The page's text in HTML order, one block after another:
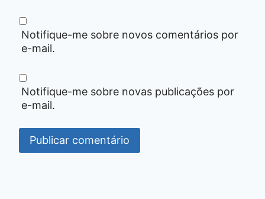
Notifique-me sobre novos comentários por
e-mail.
Notifique-me sobre novas publicações por
e-mail.